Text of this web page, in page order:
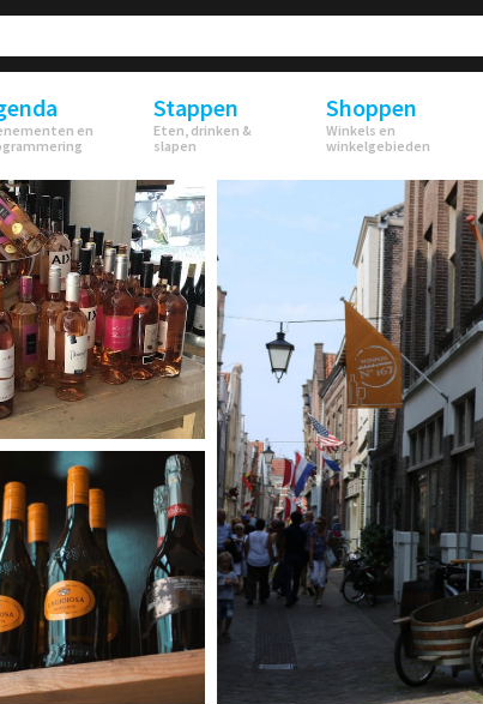
en
Stappen
Eten, drinken &
slapen
Shoppen
Winkels en
winkelgebieden